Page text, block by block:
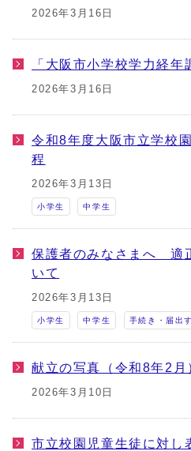
2026年3月16日
「大阪市小学校学力経
2026年3月16日
令和8年度大阪市立学校
程
2026年3月13日
小学生 中学生
保護者のみなさまへ 適
いて
2026年3月13日
小学生 中学生 手続き・届出
献立の写真（令和8年2月
2026年3月10日
市立校園児童生徒に対し